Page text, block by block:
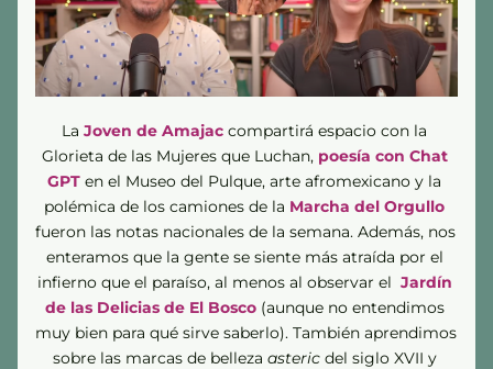
La Joven de Amajac compartirá espacio con la
Glorieta de las Mujeres que Luchan, poesía con Chat
GPT en el Museo del Pulque, arte afromexicano y la
polémica de los camiones de la Marcha del Orgullo
fueron las notas nacionales de la semana. Además, nos
enteramos que la gente se siente más atraída por el
infierno que el paraíso, al menos al observar el Jardín
de las Delicias de El Bosco (aunque no entendimos
muy bien para qué sirve saberlo). También aprendimos
sobre las marcas de belleza asteric del siglo XVII y